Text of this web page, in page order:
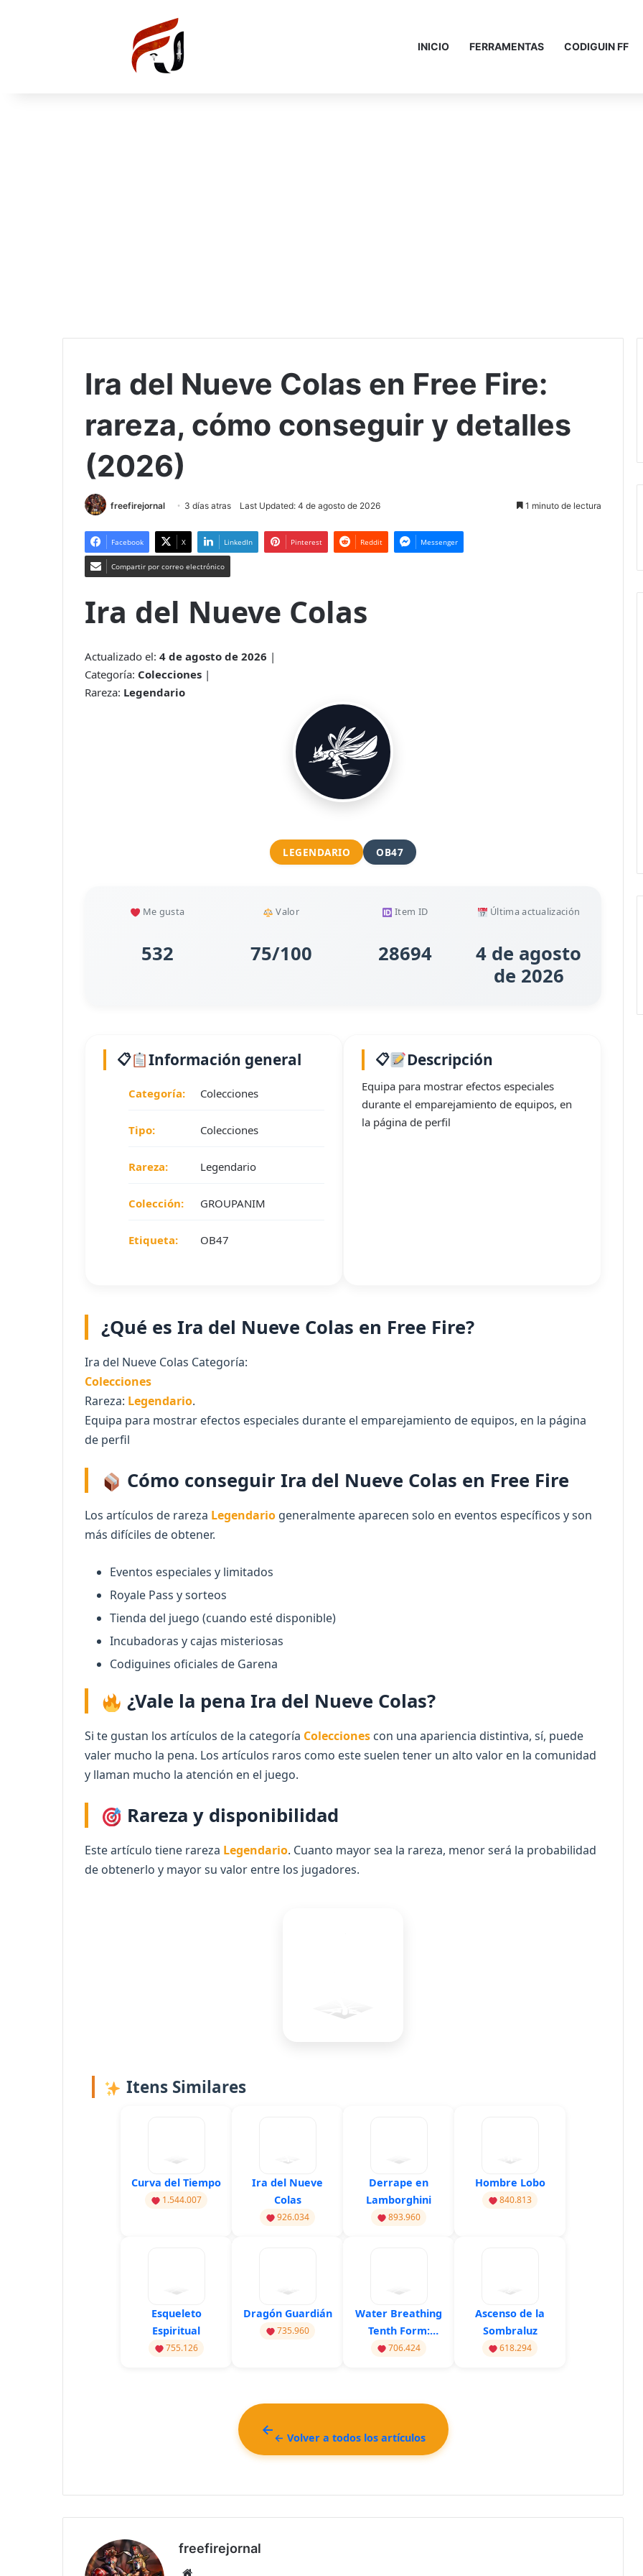
INICIO FERRAMENTAS CODIGUIN FF
Ira del Nueve Colas en Free Fire:
rareza, cómo conseguir y detalles
(2026)
freefirejornal 3 días atras Last Updated: 4 de agosto de 2026 1 minuto de lectura
Facebook X LinkedIn Pinterest Reddit Messenger
Compartir por correo electrónico
Ira del Nueve Colas
Actualizado el: 4 de agosto de 2026 |
Categoría: Colecciones |
Rareza: Legendario
LEGENDARIO OB47
Me gusta
532
Valor
75/100
Item ID
28694
Última actualización
4 de agosto
de 2026
Información general
Categoría: Colecciones
Tipo: Colecciones
Rareza: Legendario
Colección: GROUPANIM
Etiqueta: OB47
Descripción
Equipa para mostrar efectos especiales
durante el emparejamiento de equipos, en
la página de perfil
¿Qué es Ira del Nueve Colas en Free Fire?
Ira del Nueve Colas Categoría:
Colecciones
Rareza: Legendario.
Equipa para mostrar efectos especiales durante el emparejamiento de equipos, en la página
de perfil
Cómo conseguir Ira del Nueve Colas en Free Fire
Los artículos de rareza Legendario generalmente aparecen solo en eventos específicos y son
más difíciles de obtener.
Eventos especiales y limitados
Royale Pass y sorteos
Tienda del juego (cuando esté disponible)
Incubadoras y cajas misteriosas
Codiguines oficiales de Garena
¿Vale la pena Ira del Nueve Colas?
Si te gustan los artículos de la categoría Colecciones con una apariencia distintiva, sí, puede
valer mucho la pena. Los artículos raros como este suelen tener un alto valor en la comunidad
y llaman mucho la atención en el juego.
Rareza y disponibilidad
Este artículo tiene rareza Legendario. Cuanto mayor sea la rareza, menor será la probabilidad
de obtenerlo y mayor su valor entre los jugadores.
Itens Similares
Curva del Tiempo
1.544.007
Ira del Nueve
Colas
926.034
Derrape en
Lamborghini
893.960
Hombre Lobo
840.813
Esqueleto
Espiritual
755.126
Dragón Guardián
735.960
Water Breathing
Tenth Form:
Constant Flux
706.424
Ascenso de la
Sombraluz
618.294
← Volver a todos los artículos
freefirejornal